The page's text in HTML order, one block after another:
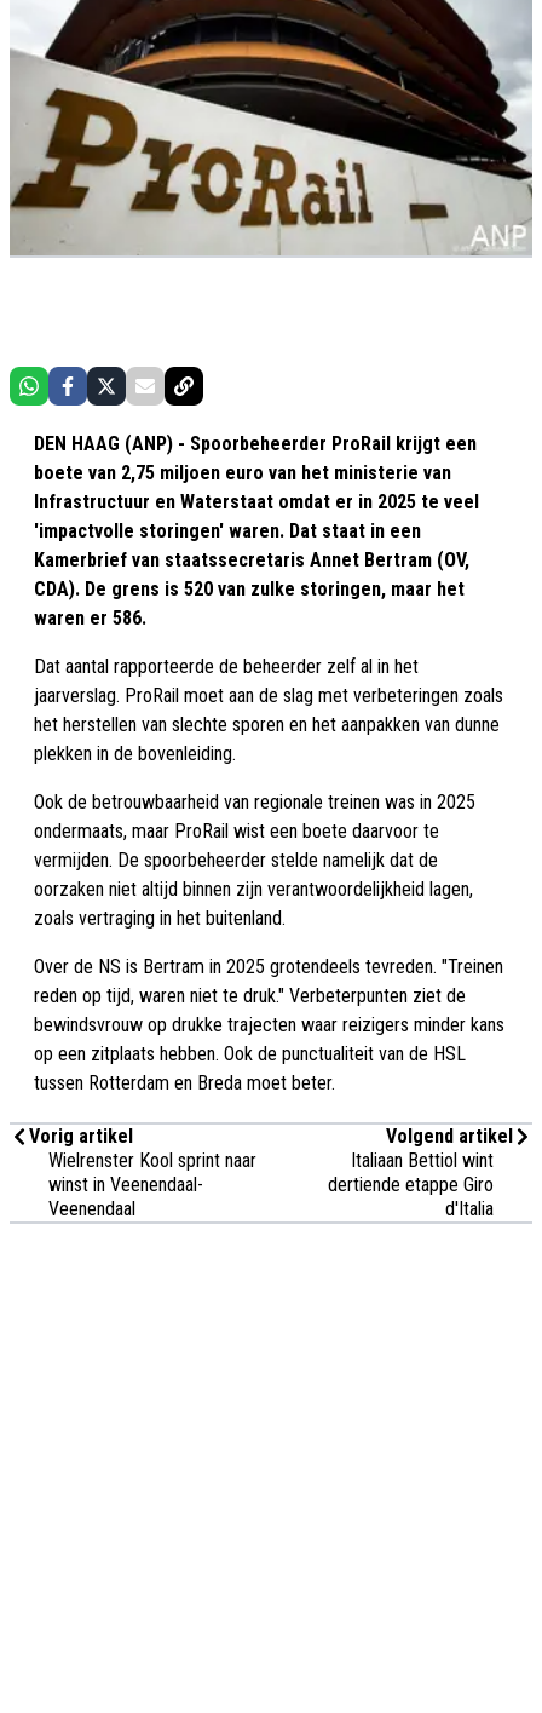
DEN HAAG (ANP) - Spoorbeheerder ProRail krijgt een
boete van 2,75 miljoen euro van het ministerie van
Infrastructuur en Waterstaat omdat er in 2025 te veel
'impactvolle storingen' waren. Dat staat in een
Kamerbrief van staatssecretaris Annet Bertram (OV,
CDA). De grens is 520 van zulke storingen, maar het
waren er 586.
Dat aantal rapporteerde de beheerder zelf al in het
jaarverslag. ProRail moet aan de slag met verbeteringen zoals
het herstellen van slechte sporen en het aanpakken van dunne
plekken in de bovenleiding.
Ook de betrouwbaarheid van regionale treinen was in 2025
ondermaats, maar ProRail wist een boete daarvoor te
vermijden. De spoorbeheerder stelde namelijk dat de
oorzaken niet altijd binnen zijn verantwoordelijkheid lagen,
zoals vertraging in het buitenland.
Over de NS is Bertram in 2025 grotendeels tevreden. "Treinen
reden op tijd, waren niet te druk." Verbeterpunten ziet de
bewindsvrouw op drukke trajecten waar reizigers minder kans
op een zitplaats hebben. Ook de punctualiteit van de HSL
tussen Rotterdam en Breda moet beter.
Vorig artikel
Wielrenster Kool sprint naar
winst in Veenendaal-
Veenendaal
Volgend artikel
Italiaan Bettiol wint
dertiende etappe Giro
d'Italia